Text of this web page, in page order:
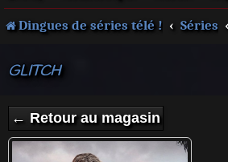
Dingues de séries télé ! Séries
GLITCH
← Retour au magasin